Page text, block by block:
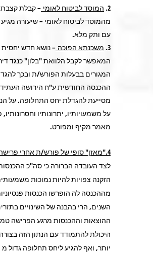
המוסד לביטוח לאומי – קבלת קצבת
עם ותק מלא.
משכנתא הפוכה – נושא חדש
המאפשר לקבל הלוואת "בלון" כנגד
המגורים בבעלות הפורש/ת ובכך
ההכנסה החודשית ע"ח הירושה
מסייעת להגדלת יחס התחלופה. על
על משמעויותיו, יתרונותיו
מאמר מקיף ומפורט.
4."מאזן" סופי של פורש/ת אחרי פרישה
לצד העובדה הברורה כי סה"כ
הזקנה צפויות להיות נמוכות
מההכנסה לה הופרשו הכנסות
השנים, הרי בהבנה של השינויים
ההוצאות וההכנסות מרגע הפרישה
היכולת להתמודד עם הנתון הזה